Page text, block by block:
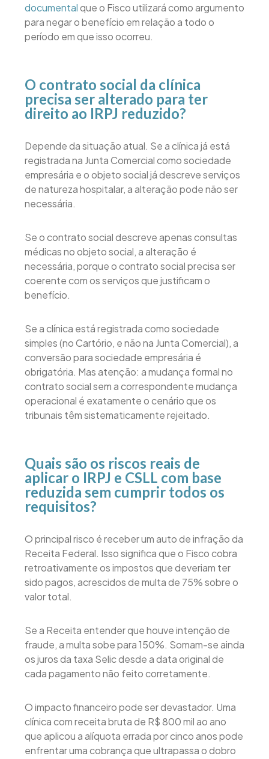
documentalque o Fisco utilizará como argumento
para negar o benefício em relação a todo o
período em que isso ocorreu.
O contrato social da clínica
precisa ser alterado para ter
direito ao IRPJ reduzido?
Depende da situação atual. Se a clínica já está
registrada na Junta Comercial como sociedade
empresária e o objeto social já descreve serviços
de natureza hospitalar, a alteração pode não ser
necessária.
Se o contrato social descreve apenas consultas
médicas no objeto social, a alteração é
necessária, porque o contrato social precisa ser
coerente com os serviços que justificam o
benefício.
Se a clínica está registrada como sociedade
simples (no Cartório, e não na Junta Comercial), a
conversão para sociedade empresária é
obrigatória. Mas atenção: a mudança formal no
contrato social sem a correspondente mudança
operacional é exatamente o cenário que os
tribunais têm sistematicamente rejeitado.
Quais são os riscos reais de
aplicar o IRPJ e CSLL com base
reduzida sem cumprir todos os
requisitos?
O principal risco é receber um auto de infração da
Receita Federal. Isso significa que o Fisco cobra
retroativamente os impostos que deveriam ter
sido pagos, acrescidos de multa de 75% sobre o
valor total.
Se a Receita entender que houve intenção de
fraude, a multa sobe para 150%. Somam-se ainda
os juros da taxa Selic desde a data original de
cada pagamento não feito corretamente.
O impacto financeiro pode ser devastador. Uma
clínica com receita bruta de R$ 800 mil ao ano
que aplicou a alíquota errada por cinco anos pode
enfrentar uma cobrança que ultrapassa o dobro